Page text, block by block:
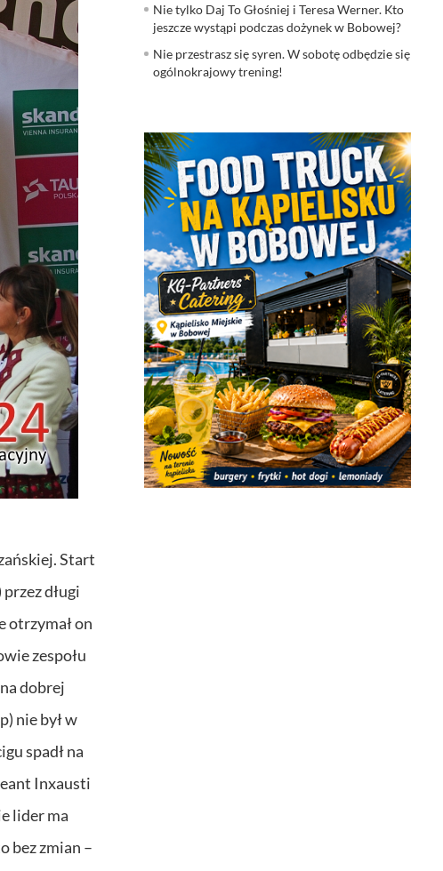
Start
długi
otrzymał on
zespołu
dobrej
nie był w
spadł na
Inxausti
lider ma
bez zmian –
Nie tylko Daj To Głośniej i Teresa Werner. Kto
jeszcze wystąpi podczas dożynek w Bobowej?
Nie przestrasz się syren. W sobotę odbędzie się
ogólnokrajowy trening!